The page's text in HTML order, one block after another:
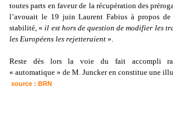
toutes parts en faveur de la récupération des
l’avouait le 19 juin Laurent Fabius à propos
stabilité, «il est hors de question de modifier les
les Européens les rejetteraient ».
Reste dès lors la voie du fait accompli
« automatique » de M. Juncker en constitue une
source : BRN